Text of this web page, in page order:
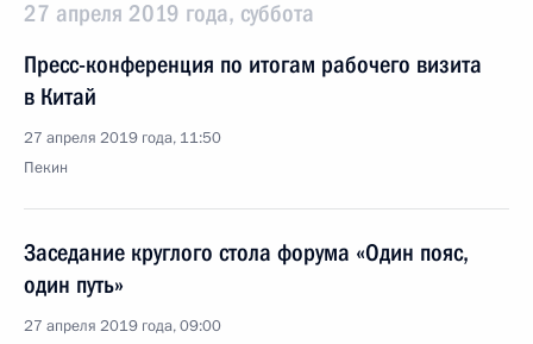
27 апреля 2019 года, суббота
Пресс-конференция по итогам рабочего визита
в Китай
27 апреля 2019 года, 11:50
Пекин
Заседание круглого стола форума «Один пояс,
один путь»
27 апреля 2019 года, 09:00